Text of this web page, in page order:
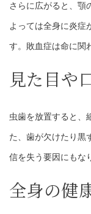
さらに広がると、顎
よっては全身に炎症
す。敗血症は命に関
見た目や
虫歯を放置すると、
た、歯が欠けたり黒
信を失う要因にもな
全身の健